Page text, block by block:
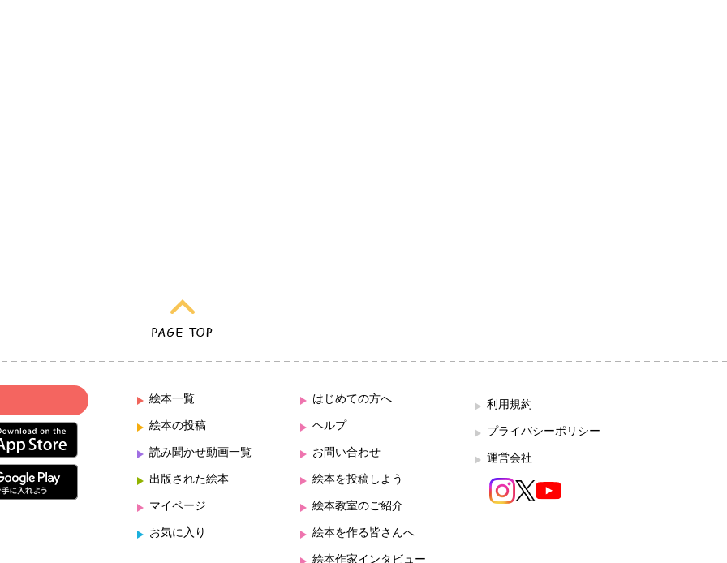
絵本一覧
絵本の投稿
読み聞かせ動画一覧
出版された絵本
マイページ
お気に入り
はじめての方へ
ヘルプ
お問い合わせ
絵本を投稿しよう
絵本教室のご紹介
絵本を作る皆さんへ
絵本作家インタビュー
利用規約
プライバシーポリシー
運営会社